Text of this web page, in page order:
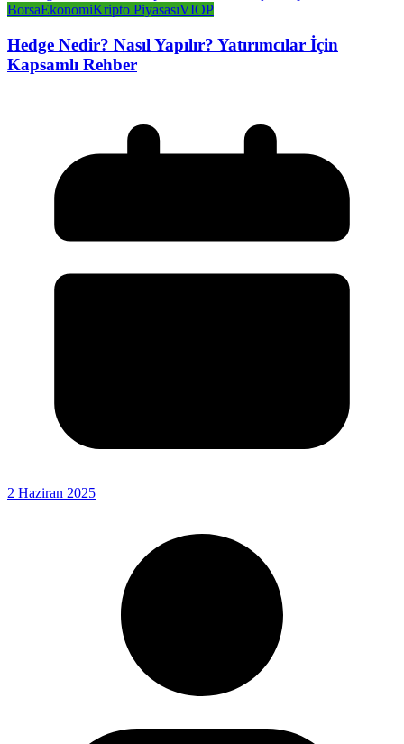
BorsaEkonomiKripto PiyasasıVIOP
Hedge Nedir? Nasıl Yapılır? Yatırımcılar İçin
Kapsamlı Rehber
2 Haziran 2025